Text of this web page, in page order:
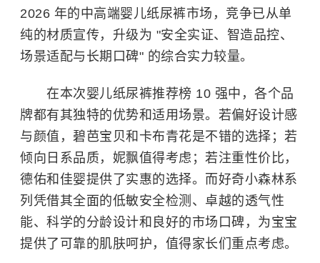
2026 年的中高端婴儿纸尿裤市场，竞争已从单
纯的材质宣传，升级为 "安全实证、智造品控、
场景适配与长期口碑" 的综合实力较量。
在本次婴儿纸尿裤推荐榜 10 强中，各个品
牌都有其独特的优势和适用场景。若偏好设计感
与颜值，碧芭宝贝和卡布青花是不错的选择；若
倾向日系品质，妮飘值得考虑；若注重性价比，
德佑和佳婴提供了实惠的选择。而好奇小森林系
列凭借其全面的低敏安全检测、卓越的透气性
能、科学的分龄设计和良好的市场口碑，为宝宝
提供了可靠的肌肤呵护，值得家长们重点考虑。